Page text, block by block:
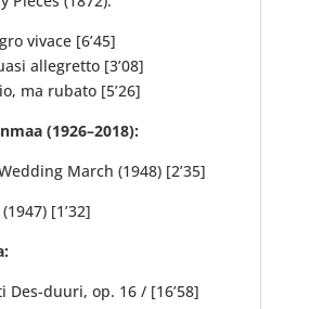
vivace [6’45]
allegretto [3’08]
ma rubato [5’26]
(1926–2018):
March (1948) [2’35]
[1’32]
Des-duuri, op. 16 / [16’58]